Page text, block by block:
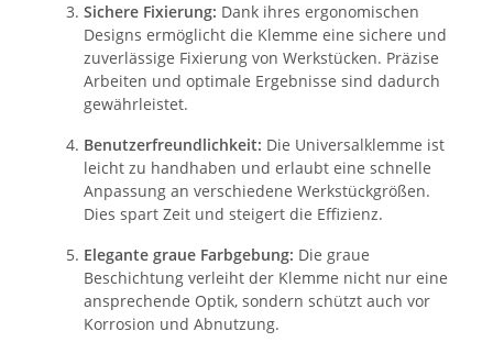
Sichere Fixierung: Dank ihres ergonomischen
Designs ermöglicht die Klemme eine sichere und
zuverlässige Fixierung von Werkstücken. Präzise
Arbeiten und optimale Ergebnisse sind dadurch
gewährleistet.
Benutzerfreundlichkeit: Die Universalklemme ist
leicht zu handhaben und erlaubt eine schnelle
Anpassung an verschiedene Werkstückgrößen.
Dies spart Zeit und steigert die Effizienz.
Elegante graue Farbgebung: Die graue
Beschichtung verleiht der Klemme nicht nur eine
ansprechende Optik, sondern schützt auch vor
Korrosion und Abnutzung.